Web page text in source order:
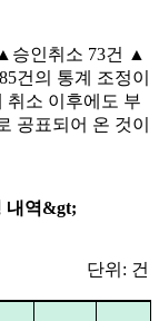
▲ 승인취소 73건
▲
85건의 통계 조정이
취소 이후에도 부
공표되어 온 것이
내역&gt;
단위 : 건